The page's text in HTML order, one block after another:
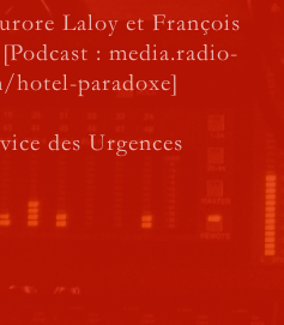
Laloy et François
: media.radio-
paradoxe]
des Urgences